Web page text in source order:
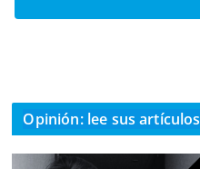
Opinión: lee sus artículos